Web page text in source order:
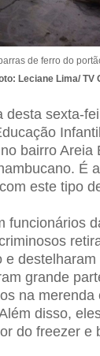
de ferro do
Leciane Lima/ TV
desta sexta-
bairro Areia
É
este tipo
funcionários
e
grande
na merenda
disso,
do freezer e